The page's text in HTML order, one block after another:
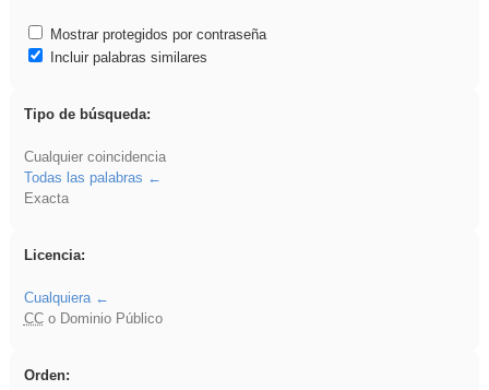
Mostrar protegidos por contraseña
Incluir palabras similares
Tipo de búsqueda:
Cualquier coincidencia
Todas las palabras
Exacta
Licencia:
Cualquiera
CCo Dominio Público
Orden: